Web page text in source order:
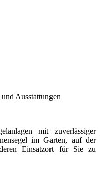
Ausstattungen
mit zuverlässiger
im Garten, auf der
Einsatzort für Sie zu